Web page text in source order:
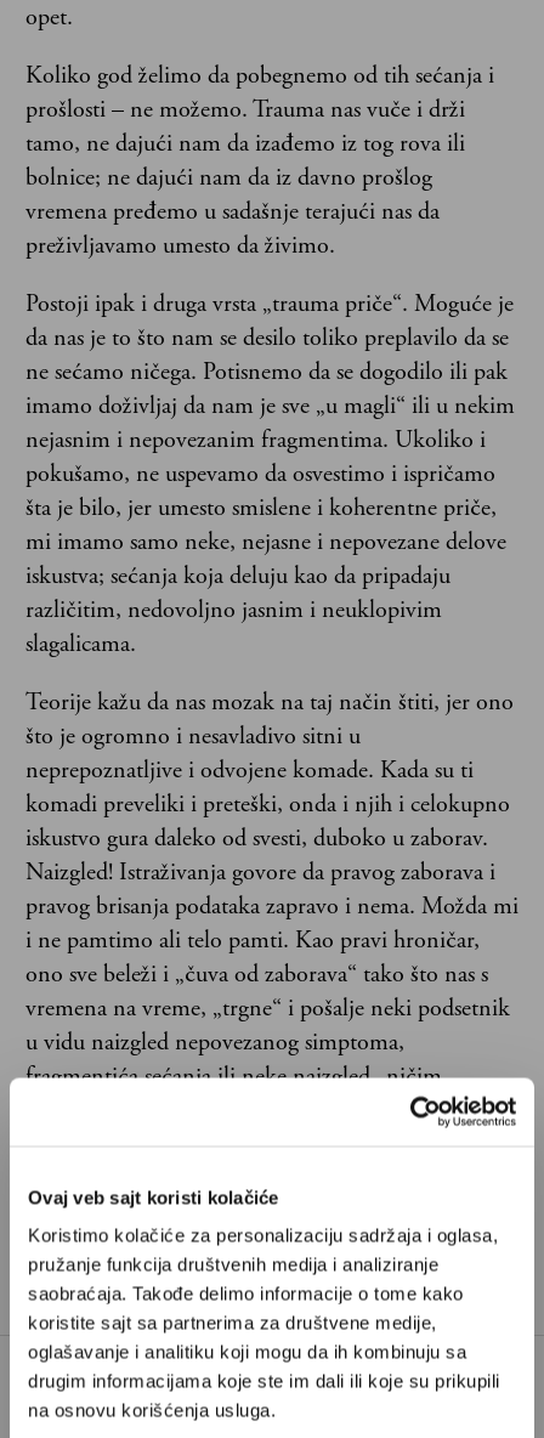
Ovaj veb sajt koristi kolačiće
Koristimo kolačiće za personalizaciju sadržaja i oglasa,
pružanje funkcija društvenih medija i analiziranje
saobraćaja. Takođe delimo informacije o tome kako
koristite sajt sa partnerima za društvene medije,
oglašavanje i analitiku koji mogu da ih kombinuju sa
drugim informacijama koje ste im dali ili koje su prikupili
na osnovu korišćenja usluga.
opet.
Koliko god želimo da pobegnemo od tih sećanja i
prošlosti – ne možemo. Trauma nas vuče i drži
tamo, ne dajući nam da izađemo iz tog rova ili
bolnice; ne dajući nam da iz davno prošlog
vremena pređemo u sadašnje terajući nas da
preživljavamo umesto da živimo.
Postoji ipak i druga vrsta „trauma priče“. Moguće je
da nas je to što nam se desilo toliko preplavilo da se
ne sećamo ničega. Potisnemo da se dogodilo ili pak
imamo doživljaj da nam je sve „u magli“ ili u nekim
nejasnim i nepovezanim fragmentima. Ukoliko i
pokušamo, ne uspevamo da osvestimo i ispričamo
šta je bilo, jer umesto smislene i koherentne priče,
mi imamo samo neke, nejasne i nepovezane delove
iskustva; sećanja koja deluju kao da pripadaju
različitim, nedovoljno jasnim i neuklopivim
slagalicama.
Teorije kažu da nas mozak na taj način štiti, jer ono
što je ogromno i nesavladivo sitni u
neprepoznatljive i odvojene komade. Kada su ti
komadi preveliki i preteški, onda i njih i celokupno
iskustvo gura daleko od svesti, duboko u zaborav.
Naizgled! Istraživanja govore da pravog zaborava i
pravog brisanja podataka zapravo i nema. Možda mi
i ne pamtimo ali telo pamti. Kao pravi hroničar,
ono sve beleži i „čuva od zaborava“ tako što nas s
vremena na vreme, „trgne“ i pošalje neki podsetnik
u vidu naizgled nepovezanog simptoma,
fragmentića sećanja ili neke naizgled „ničim
Poštovani, da biste nastavili sa čitanjem naših